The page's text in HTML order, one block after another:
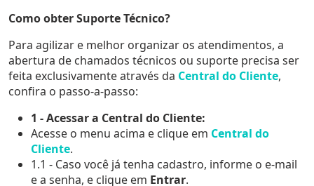
Como obter Suporte Técnico?
Para agilizar e melhor organizar os atendimentos, a
abertura de chamados técnicos ou suporte precisa ser
feita exclusivamente através da Central do Cliente,
confira o passo-a-passo:
1 - Acessar a Central do Cliente:
Acesse o menu acima e clique em Central do
Cliente.
1.1 - Caso você já tenha cadastro, informe o e-mail
e a senha, e clique em Entrar.